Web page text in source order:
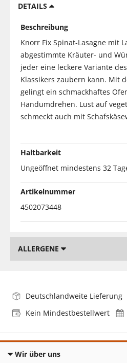
DETAILS
Beschreibung
Knorr Fix Spinat-Lasagne mit
abgestimmte Kräuter- und
jeder eine leckere Variante
Klassikers zaubern kann. Mit
gelingt ein schmackhaftes
Handumdrehen. Lust auf
schmeckt auch mit
Haltbarkeit
Ungeöffnet mindestens 32
Artikelnummer
4502073448
ALLERGENE
Deutschlandweite Lieferung
Kein Mindestbestellwert
Wir über uns